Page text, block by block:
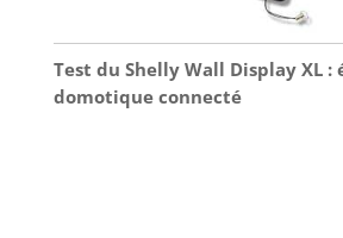
Test du Shelly Wall Display XL
domotique connecté